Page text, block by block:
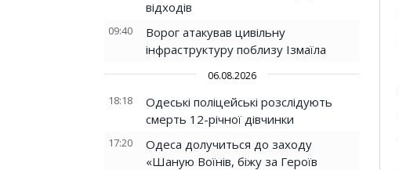
відходів
09:40
Ворог атакував цивільну
інфраструктуру поблизу Ізмаїла
06.08.2026
18:18
Одеські поліцейські розслідують
смерть 12-річної дівчинки
17:20
Одеса долучиться до заходу
«Шаную Воїнів, біжу за Героїв